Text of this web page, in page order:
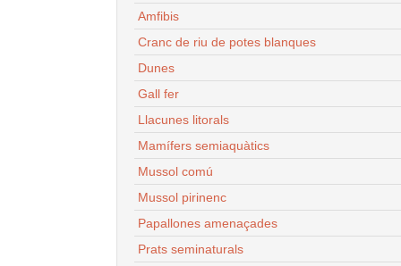
Amfibis
Cranc de riu de potes blanques
Dunes
Gall fer
Llacunes litorals
Mamífers semiaquàtics
Mussol comú
Mussol pirinenc
Papallones amenaçades
Prats seminaturals